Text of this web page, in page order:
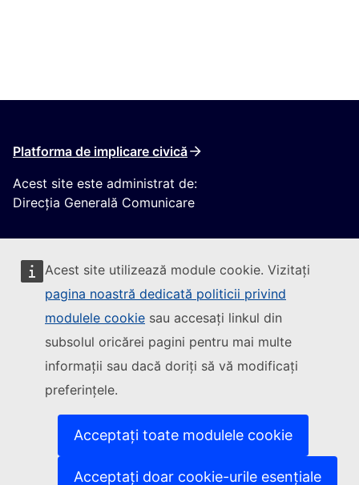
Acest site utilizează module cookie. Vizitați
pagina noastră dedicată politicii privind
modulele cookie sau accesați linkul din
subsolul oricărei pagini pentru mai multe
informații sau dacă doriți să vă modificați
preferințele.
Acceptați toate modulele cookie
Acceptați doar cookie-urile esențiale
Platforma de implicare civică
Acest site este administrat de:
Direcția Generală Comunicare
Urmăriți Comisia Europeană
Contactați-ne(Link extern)
Semnalați o vulnerabilitate informatică
Versiunile lingvistice ale site-urilor noastre(Link extern)
Cookie-uri(Link extern)
Politica de confidențialitate
Aviz juridic(Link extern)